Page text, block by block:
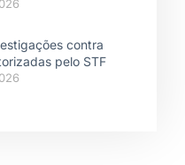
contra
pelo STF